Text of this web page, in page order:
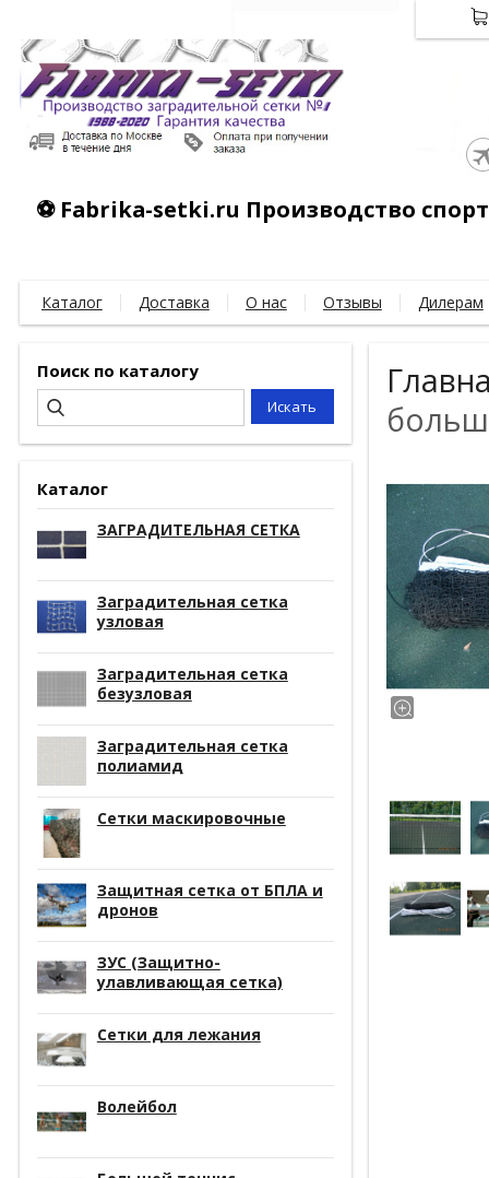
⚽ Fabrika-setki.ru Производство
Каталог Доставка О нас Отзывы Дилерам
Поиск по каталогу
Каталог
ЗАГРАДИТЕЛЬНАЯ СЕТКА
Заградительная сетка
узловая
Заградительная сетка
безузловая
Заградительная сетка
полиамид
Сетки маскировочные
Защитная сетка от БПЛА и
дронов
ЗУС (Защитно-
улавливающая сетка)
Сетки для лежания
Волейбол